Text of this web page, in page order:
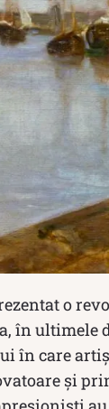
o
în ultimele
în care
și